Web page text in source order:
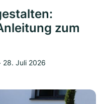
zum
‧ 28. Juli 2026